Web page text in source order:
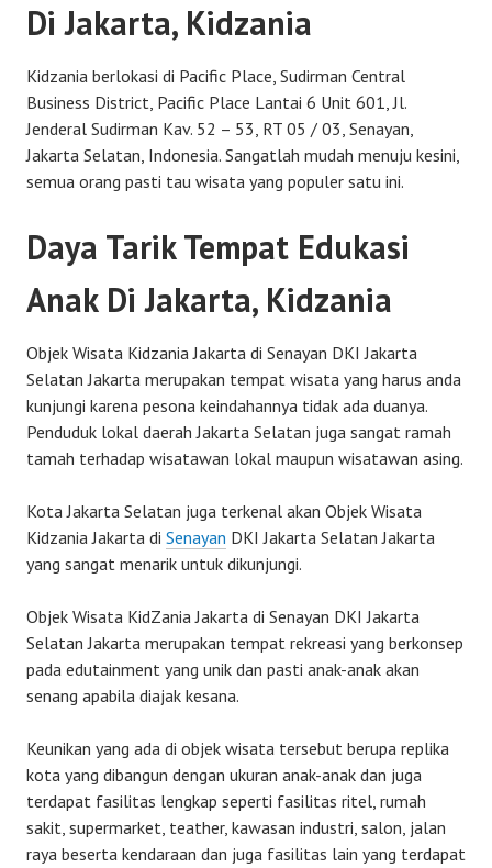
Di Jakarta, Kidzania
Kidzania berlokasi di Pacific Place, Sudirman Central
Business District, Pacific Place Lantai 6 Unit 601, Jl.
Jenderal Sudirman Kav. 52 – 53, RT 05 / 03, Senayan,
Jakarta Selatan, Indonesia. Sangatlah mudah menuju kesini,
semua orang pasti tau wisata yang populer satu ini.
Daya Tarik Tempat Edukasi
Anak Di Jakarta, Kidzania
Objek Wisata Kidzania Jakarta di Senayan DKI Jakarta
Selatan Jakarta merupakan tempat wisata yang harus anda
kunjungi karena pesona keindahannya tidak ada duanya.
Penduduk lokal daerah Jakarta Selatan juga sangat ramah
tamah terhadap wisatawan lokal maupun wisatawan asing.
Kota Jakarta Selatan juga terkenal akan Objek Wisata
Kidzania Jakarta di Senayan DKI Jakarta Selatan Jakarta
yang sangat menarik untuk dikunjungi.
Objek Wisata KidZania Jakarta di Senayan DKI Jakarta
Selatan Jakarta merupakan tempat rekreasi yang berkonsep
pada edutainment yang unik dan pasti anak-anak akan
senang apabila diajak kesana.
Keunikan yang ada di objek wisata tersebut berupa replika
kota yang dibangun dengan ukuran anak-anak dan juga
terdapat fasilitas lengkap seperti fasilitas ritel, rumah
sakit, supermarket, teather, kawasan industri, salon, jalan
raya beserta kendaraan dan juga fasilitas lain yang terdapat